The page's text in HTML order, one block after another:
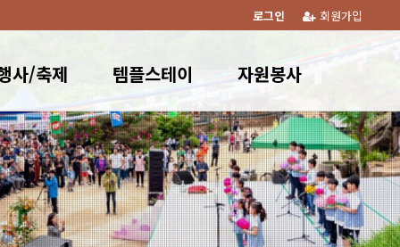
회원가입
로그인
사/축제 템플스테이 자원봉사